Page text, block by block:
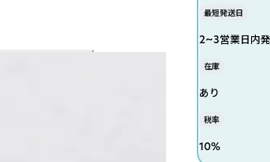
最短発送日
2~3営業日内
在庫
あり
税率
10%